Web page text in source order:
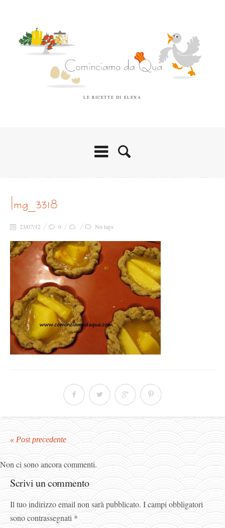
LE RICETTE DI ELENA
img_3318
23/07/12 0 No tags
« Post precedente
Non ci sono ancora commenti.
Scrivi un commento
Il tuo indirizzo email non sarà pubblicato. I campi obbligatori
sono contrassegnati *